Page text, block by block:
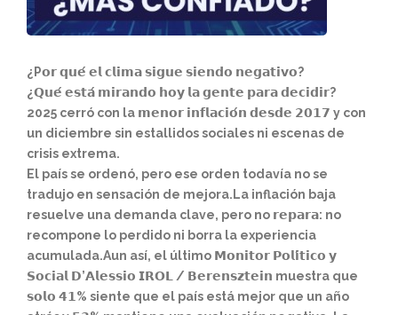
¿P𝗼𝗿 𝗾𝘂𝗲́ 𝗲𝗹 𝗰𝗹𝗶𝗺𝗮 𝘀𝗶𝗴𝘂𝗲 𝘀𝗶𝗲𝗻𝗱𝗼 𝗻𝗲𝗴𝗮𝘁𝗶𝘃𝗼?
¿𝗤𝘂𝗲́ 𝗲𝘀𝘁𝗮́ 𝗺𝗶𝗿𝗮𝗻𝗱𝗼 𝗵𝗼𝘆 𝗹𝗮 𝗴𝗲𝗻𝘁𝗲 𝗽𝗮𝗿𝗮 𝗱𝗲𝗰𝗶𝗱𝗶𝗿?
2025 cerró con la 𝗺𝗲𝗻𝗼𝗿 𝗶𝗻𝗳𝗹𝗮𝗰𝗶𝗼́𝗻 𝗱𝗲𝘀𝗱𝗲 𝟮𝟬𝟭𝟳 y con
un diciembre sin estallidos sociales ni escenas de
crisis extrema.
El país se ordenó, pero ese orden todavía no se
tradujo en sensación de mejora.La inflación baja
resuelve una demanda clave, pero no 𝗿𝗲𝗽𝗮𝗿𝗮: no
recompone lo perdido ni borra la experiencia
acumulada.Aun así, el último 𝗠𝗼𝗻𝗶𝘁𝗼𝗿 𝗣𝗼𝗹𝗶́𝘁𝗶𝗰𝗼 𝘆
𝗦𝗼𝗰𝗶𝗮𝗹 𝗗’𝗔𝗹𝗲𝘀𝘀𝗶𝗼 𝗜𝗥𝗢𝗟 / 𝗕𝗲𝗿𝗲𝗻𝘀𝘇𝘁𝗲𝗶𝗻 muestra que
𝘀𝗼𝗹𝗼 𝟰𝟭% siente que el país está mejor que un año